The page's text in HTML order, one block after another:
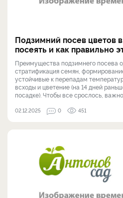
Подзимний посев цветов
посеять и как правильно
Преимущества подзимнего посева
стратификация семян,
устойчивые к перепадам
всходы и цветение (на 14 дней
посадке). Чтобы все срослось, важно
02.12.2025 0 451